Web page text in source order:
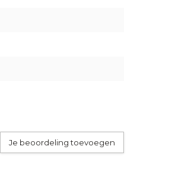
op productie of
een van onze
. U bent uiteraard ook
klaar staan om u te
Je beoordeling toevoegen